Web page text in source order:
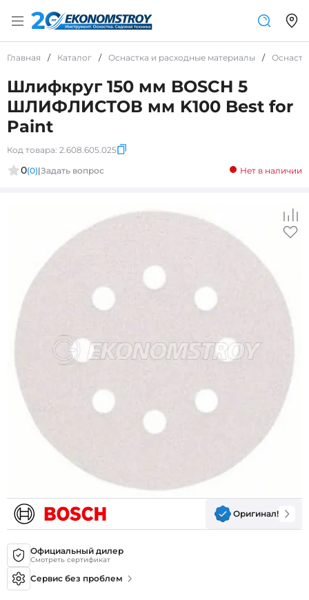
Главная / Каталог / Оснастка и расходные материалы /
Шлифкруг 150 мм BOSCH 5
ШЛИФЛИСТОВ мм K100 Best for
Paint
Код товара: 2.608.605.025
0(0)|Задать вопрос Нет в наличии
Оригинал!
Официальный дилер
Смотреть сертификат
Сервис без проблем